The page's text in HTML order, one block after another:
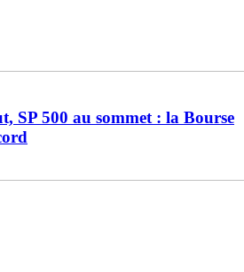
SP 500 au sommet : la Bourse